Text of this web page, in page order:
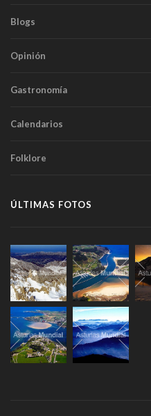
Blogs
Opinión
Gastronomía
Calendarios
Folklore
ÚLTIMAS FOTOS